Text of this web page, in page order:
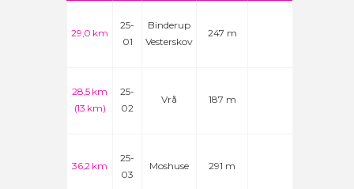
29,0 km
25-
01
Binderup
Vesterskov
247 m
28,5 km
(13 km)
25-
02
Vrå 187 m
36,2 km
25-
03
Moshuse 291 m